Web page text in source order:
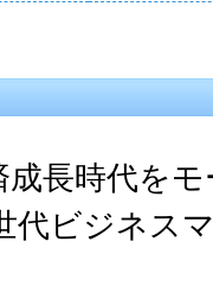
成長時代を
代ビジネス